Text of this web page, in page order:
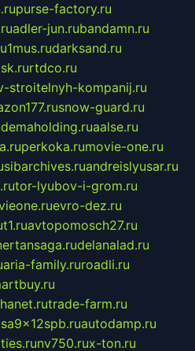
purse-factory.ru
adler-jun.rubandamn.ru
1mus.rudarksand.ru
rtdco.ru
stroitelnyh-kompanij.ru
snow-guard.ru
demaholding.ruaalse.ru
perkoka.rumovie-one.ru
sibarchives.ruandreislyusar.ru
tor-lyubov-i-grom.ru
evro-dez.ru
avtopomosch27.ru
delanalad.ru
aria-family.ruroadli.ru
trade-farm.ru
autodamp.ru
nv750.rux-ton.ru